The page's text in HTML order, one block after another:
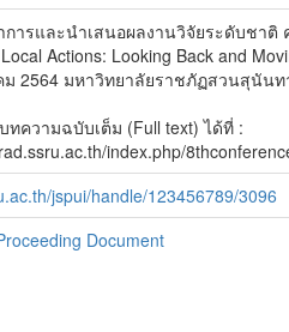
ารและนำเสนอผลงานวิจัยระดับชาติ
Actions: Looking Back and
2564 มหาวิทยาลัยราชภัฏสวนสุนันท
ทความฉบับเต็ม (Full text) ได้ที่ :
index.php/
jspui/handle/123456789/3096
Document